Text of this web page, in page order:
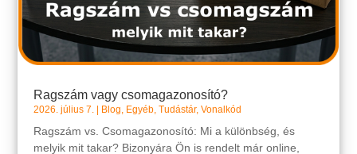
Ragszám vagy csomagazonosító?
2026. július 7. Blog, Egyéb,Tudástár,Vonalkód
Ragszám vs. Csomagazonosító: Mi a különbség, és
melyik mit takar? Bizonyára Ön is rendelt már online,